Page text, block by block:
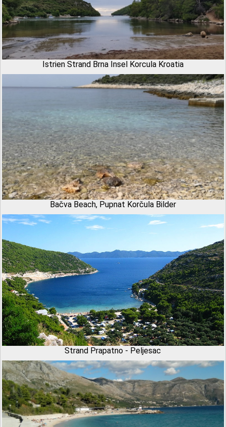
Istrien Strand Brna Insel Korcula Kroatia
Bačva Beach, Pupnat Korčula Bilder
Strand Prapatno - Peljesac